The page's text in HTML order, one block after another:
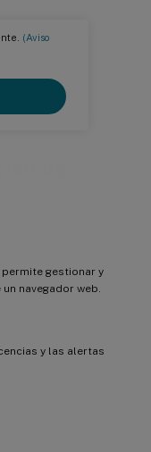
(Aviso
gestionar y
navegador web.
y las alertas